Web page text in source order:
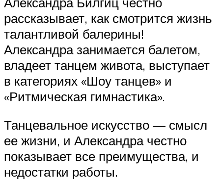
рассказывает, как смотрится жизнь
талантливой балерины!
Александра занимается балетом,
владеет танцем живота, выступает
в категориях «Шоу танцев» и
«Ритмическая гимнастика».
Танцевальное искусство — смысл
ее жизни, и Александра честно
показывает все преимущества, и
недостатки работы.